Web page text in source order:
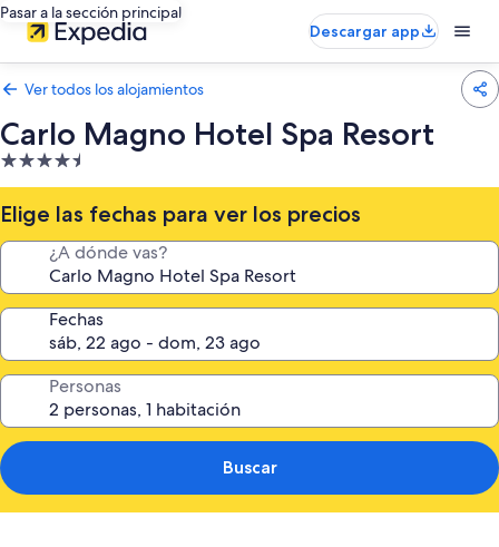
Pasar a la sección principal
Descargar app
Ver todos los alojamientos
Carlo Magno Hotel Spa Resort
Alojamiento
de
4.5 estrellas
Elige las fechas para ver los precios
¿A dónde vas?
Fechas
Personas
Buscar